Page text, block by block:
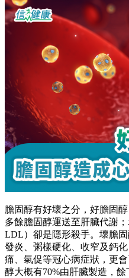
膽固醇有好壞之分，好膽固
多餘膽固醇運送至肝臟代謝
LDL）卻是隱形殺手。壞膽
發炎、粥樣硬化、收窄及鈣
痛、氣促等冠心病症狀，更
醇大概有70%由肝臟製造，